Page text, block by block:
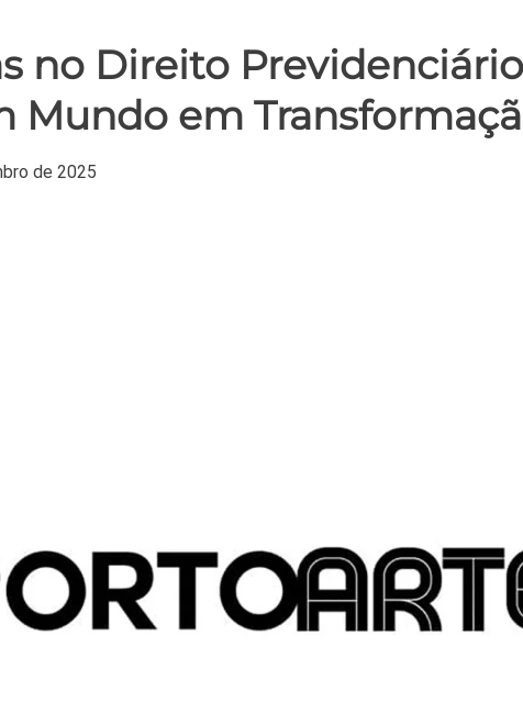
no Direito
Mundo em
de 2025